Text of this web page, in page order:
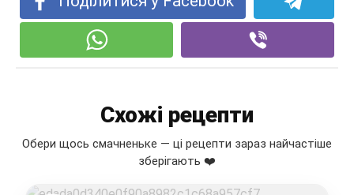
Схожі рецепти
Обери щось смачненьке — ці рецепти зараз найчастіше
зберігають ❤️